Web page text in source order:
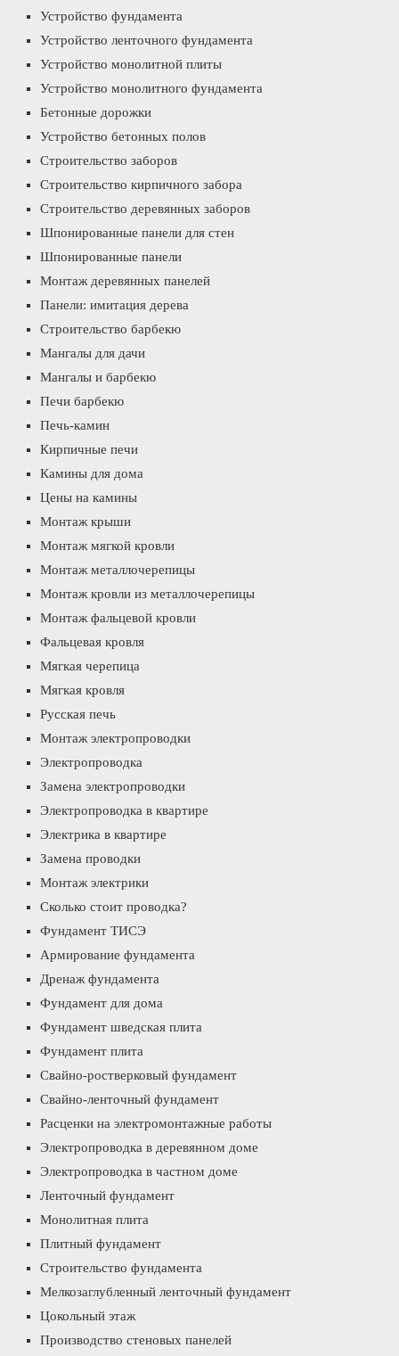
Устройство фундамента
Устройство ленточного фундамента
Устройство монолитной плиты
Устройство монолитного фундамента
Бетонные дорожки
Устройство бетонных полов
Строительство заборов
Строительство кирпичного забора
Строительство деревянных заборов
Шпонированные панели для стен
Шпонированные панели
Монтаж деревянных панелей
Панели: имитация дерева
Строительство барбекю
Мангалы для дачи
Мангалы и барбекю
Печи барбекю
Печь-камин
Кирпичные печи
Камины для дома
Цены на камины
Монтаж крыши
Монтаж мягкой кровли
Монтаж металлочерепицы
Монтаж кровли из металлочерепицы
Монтаж фальцевой кровли
Фальцевая кровля
Мягкая черепица
Мягкая кровля
Русская печь
Монтаж электропроводки
Электропроводка
Замена электропроводки
Электропроводка в квартире
Электрика в квартире
Замена проводки
Монтаж электрики
Сколько стоит проводка?
Фундамент ТИСЭ
Армирование фундамента
Дренаж фундамента
Фундамент для дома
Фундамент шведская плита
Фундамент плита
Свайно-ростверковый фундамент
Свайно-ленточный фундамент
Расценки на электромонтажные работы
Электропроводка в деревянном доме
Электропроводка в частном доме
Ленточный фундамент
Монолитная плита
Плитный фундамент
Строительство фундамента
Мелкозаглубленный ленточный фундамент
Цокольный этаж
Производство стеновых панелей